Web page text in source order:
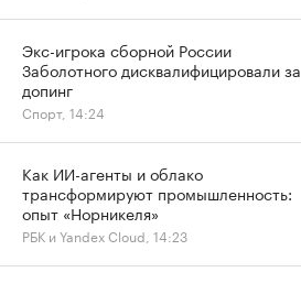
Экс-игрока сборной России
Заболотного дисквалифицировали за
допинг
Спорт, 14:24
Как ИИ-агенты и облако
трансформируют промышленность:
опыт «Норникеля»
РБК и Yandex Cloud, 14:23